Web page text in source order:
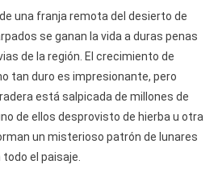
una franja remota del desierto de
se ganan la vida a duras penas
de la región. El crecimiento de
tan duro es impresionante, pero
está salpicada de millones de
de ellos desprovisto de hierba u otra
un misterioso patrón de lunares
el paisaje.